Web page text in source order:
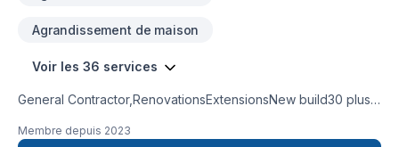
Agrandissement de maison
Voir les 36 services
General Contractor,RenovationsExtensionsNew build30 plus
remodeling basement remodel
Membre depuis 2023